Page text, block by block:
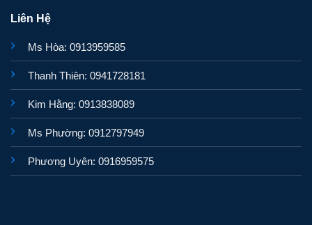
Liên Hệ
Ms Hòa: 0913959585
Thanh Thiên: 0941728181
Kim Hằng: 0913838089
Ms Phường: 0912797949
Phương Uyên: 0916959575